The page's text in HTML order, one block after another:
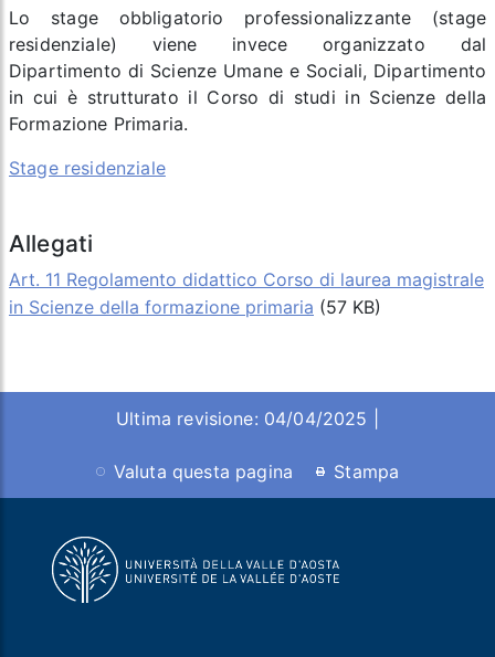
Lo stage obbligatorio professionalizzante (stage
residenziale) viene invece organizzato dal
Dipartimento di Scienze Umane e Sociali, Dipartimento
in cui è strutturato il Corso di studi in Scienze della
Formazione Primaria.
Stage residenziale
Allegati
Art. 11 Regolamento didattico Corso di laurea magistrale
in Scienze della formazione primaria (57 KB)
Ultima revisione: 04/04/2025 |
Valuta questa pagina Stampa